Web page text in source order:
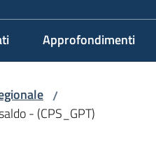
Approfondimenti
/
- (CPS_GPT)